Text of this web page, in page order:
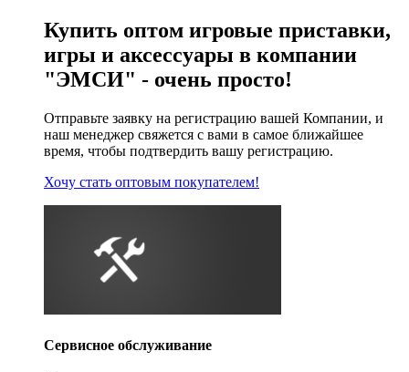
Купить оптом игровые приставки,
игры и аксессуары в компании
"ЭМСИ" - очень просто!
Отправьте заявку на регистрацию вашей Компании, и
наш менеджер свяжется с вами в самое ближайшее
время, чтобы подтвердить вашу регистрацию.
Хочу стать оптовым покупателем!
Сервисное обслуживание